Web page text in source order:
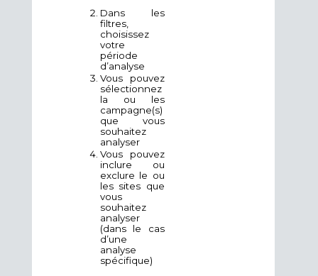
Dans les
filtres,
choisissez
votre
période
d’analyse
Vous pouvez
sélectionnez
la ou les
campagne(s)
que vous
souhaitez
analyser
Vous pouvez
inclure ou
exclure le ou
les sites que
vous
souhaitez
analyser
(dans le cas
d’une
analyse
spécifique)